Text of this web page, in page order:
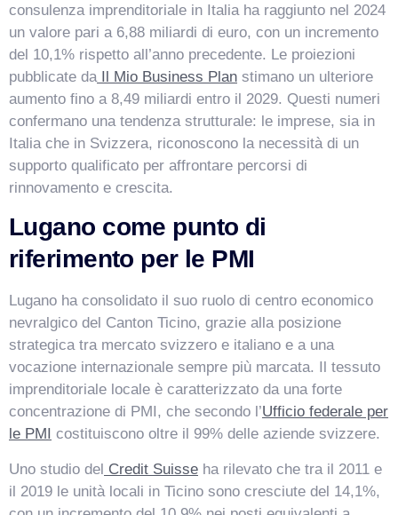
consulenza imprenditoriale in Italia ha raggiunto nel 2024
un valore pari a 6,88 miliardi di euro, con un incremento
del 10,1% rispetto all’anno precedente. Le proiezioni
pubblicate da Il Mio Business Plan stimano un ulteriore
aumento fino a 8,49 miliardi entro il 2029. Questi numeri
confermano una tendenza strutturale: le imprese, sia in
Italia che in Svizzera, riconoscono la necessità di un
supporto qualificato per affrontare percorsi di
rinnovamento e crescita.
Lugano come punto di
riferimento per le PMI
Lugano ha consolidato il suo ruolo di centro economico
nevralgico del Canton Ticino, grazie alla posizione
strategica tra mercato svizzero e italiano e a una
vocazione internazionale sempre più marcata. Il tessuto
imprenditoriale locale è caratterizzato da una forte
concentrazione di PMI, che secondo l’Ufficio federale per
le PMI
costituiscono oltre il 99% delle aziende svizzere.
Uno studio del Credit Suisse ha rilevato che tra il 2011 e
il 2019 le unità locali in Ticino sono cresciute del 14,1%,
Salve! Sono VismarChat, l'agente AI di Vismarcorp. In
cosa possiamo esserti utile?